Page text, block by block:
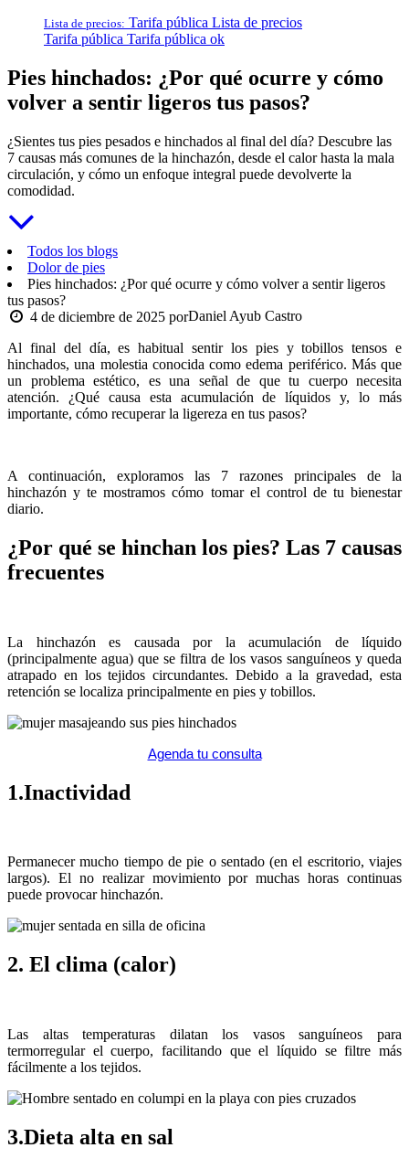
Lista de precios: Tarifa pública Lista de precios
Tarifa pública Tarifa pública ok
Pies hinchados: ¿Por qué ocurre y cómo
volver a sentir ligeros tus pasos?
¿Sientes tus pies pesados e hinchados al final del día? Descubre las
7 causas más comunes de la hinchazón, desde el calor hasta la mala
circulación, y cómo un enfoque integral puede devolverte la
comodidad.
Todos los blogs
Dolor de pies
Pies hinchados: ¿Por qué ocurre y cómo volver a sentir ligeros
tus pasos?
4 de diciembre de 2025 porDaniel Ayub Castro
Al final del día, es habitual sentir los pies y tobillos tensos e
hinchados, una molestia conocida como edema periférico. Más que
un problema estético, es una señal de que tu cuerpo necesita
atención. ¿Qué causa esta acumulación de líquidos y, lo más
importante, cómo recuperar la ligereza en tus pasos?
A continuación, exploramos las 7 razones principales de la
hinchazón y te mostramos cómo tomar el control de tu bienestar
diario.
¿Por qué se hinchan los pies? Las 7 causas
frecuentes
La hinchazón es causada por la acumulación de líquido
(principalmente agua) que se filtra de los vasos sanguíneos y queda
atrapado en los tejidos circundantes. Debido a la gravedad, esta
retención se localiza principalmente en pies y tobillos.
Agenda tu consulta
1.Inactividad
Permanecer mucho tiempo de pie o sentado (en el escritorio, viajes
largos). El no realizar movimiento por muchas horas continuas
puede provocar hinchazón.
2. El clima (calor)
Las altas temperaturas dilatan los vasos sanguíneos para
termorregular el cuerpo, facilitando que el líquido se filtre más
fácilmente a los tejidos.
3.Dieta alta en sal